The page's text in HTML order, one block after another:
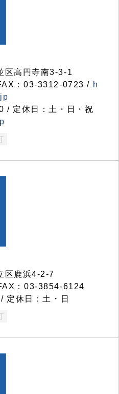
高円寺南3-3-1
：03-3312-0723 / h
/ 定休日：土・日・祝
鹿浜4-2-7
：03-3854-6124
定休日：土・日